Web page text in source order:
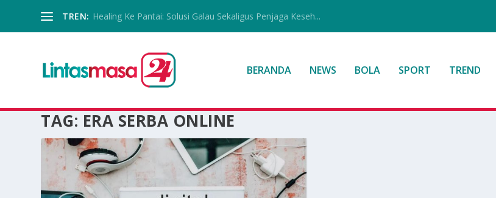
TREN: Healing Ke Pantai: Solusi Galau Sekaligus Penjaga Keseh...
BERANDA NEWS BOLA SPORT TREND
TAG: ERA SERBA ONLINE